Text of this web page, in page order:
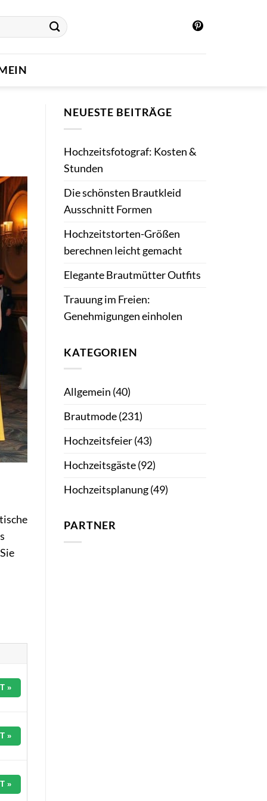
»
»
»
NEUESTE BEITRÄGE
Hochzeitsfotograf: Kosten &
Stunden
Die schönsten Brautkleid
Ausschnitt Formen
Hochzeitstorten-Größen
berechnen leicht gemacht
Elegante Brautmütter Outfits
Trauung im Freien:
Genehmigungen einholen
KATEGORIEN
Allgemein (40)
Brautmode(231)
Hochzeitsfeier(43)
Hochzeitsgäste(92)
Hochzeitsplanung(49)
PARTNER